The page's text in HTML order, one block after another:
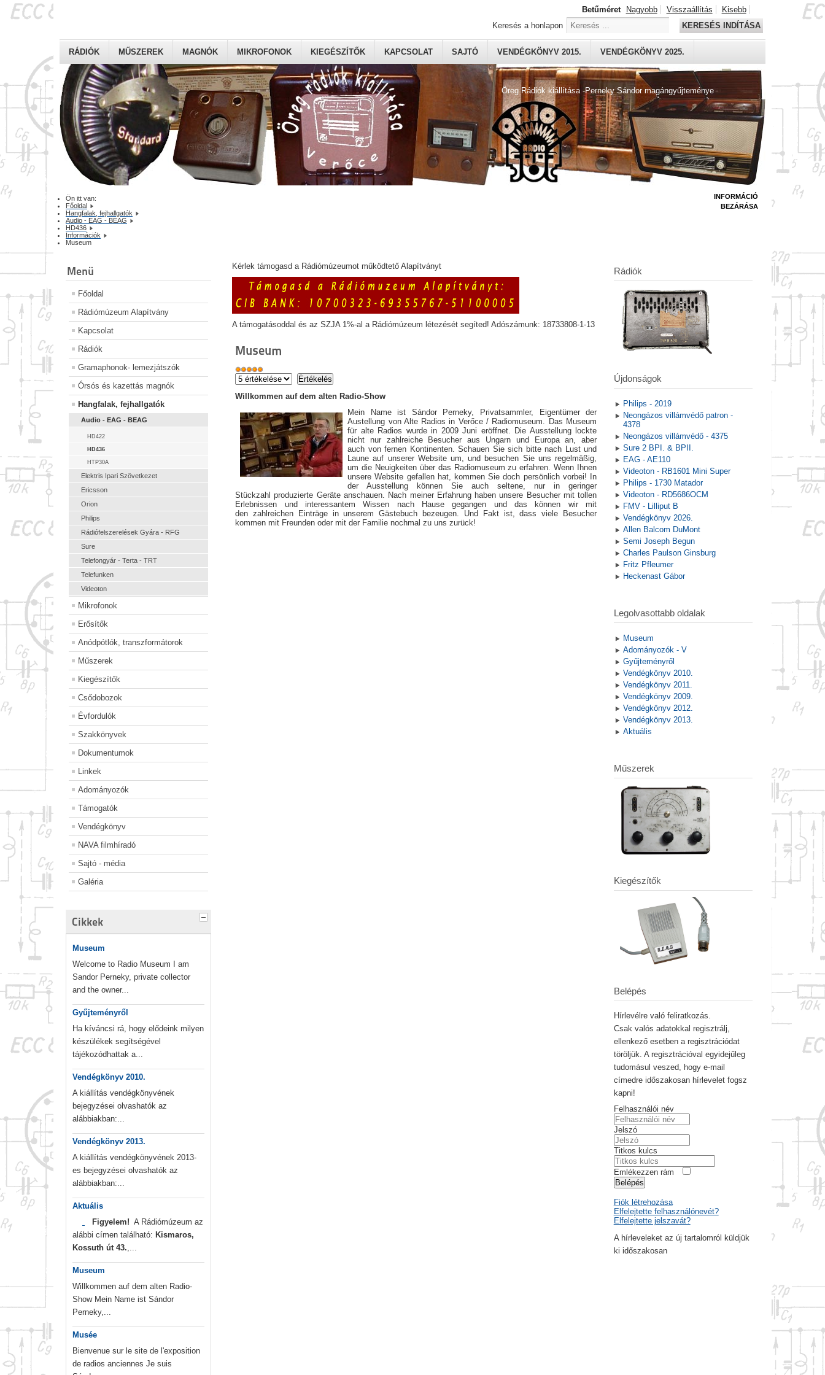
Öreg Rádiók kiállítása -Perneky Sándor magángyűjteménye
RÁDIÓK MŰSZEREK MAGNÓK MIKROFONOK KIEGÉSZÍTŐK KAPCSOLAT SAJTÓ VENDÉGKÖNYV 2015. VENDÉGKÖNYV 2025.
Betűméret Nagyobb Visszaállítás
Kisebb
Keresés a honlapon
KERESÉS INDÍTÁSA
Ön itt van:
Főoldal
Hangfalak, fejhallgatók
Audio - EAG - BEAG
HD436
Információk
Museum
Menü
Főoldal
Rádiómúzeum Alapítvány
Kapcsolat
Rádiók
Gramaphonok- lemezjátszók
Órsós és kazettás magnók
Hangfalak, fejhallgatók
Audio - EAG - BEAG
HD422
HD436
HTP30A
Elektris Ipari Szövetkezet
Ericsson
Orion
Philips
Rádiófelszerelések Gyára - RFG
Sure
Telefongyár - Terta - TRT
Telefunken
Videoton
Mikrofonok
Erősítők
Anódpótlók, transzformátorok
Műszerek
Kiegészítők
Csődobozok
Évfordulók
Szakkönyvek
Dokumentumok
Linkek
Adományozók
Támogatók
Vendégkönyv
NAVA filmhíradó
Sajtó - média
Galéria
Cikkek
Museum
Welcome to Radio Museum I am
Sandor Perneky, private collector
and the owner...
Gyűjteményről
Ha kíváncsi rá, hogy elődeink milyen
készülékek segítségével
tájékozódhattak a...
Vendégkönyv 2010.
A kiállítás vendégkönyvének
bejegyzései olvashatók az
alábbiakban:...
Vendégkönyv 2013.
A kiállítás vendégkönyvének 2013-
es bejegyzései olvashatók az
alábbiakban:...
Aktuális
Figyelem! A Rádiómúzeum az
alábbi címen található: Kismaros,
Kossuth út 43.,...
Museum
Willkommen auf dem alten Radio-
Show Mein Name ist Sándor
Perneky,...
Musée
Bienvenue sur le site de l'exposition
de radios anciennes Je suis
Kérlek támogasd a Rádiómúzeumot működtető Alapítványt
A támogatásoddal és az SZJA 1%-al a Rádiómúzeum létezését segíted! Adószámunk: 18733808-1-13
Museum
Willkommen auf dem alten Radio-Show
Mein Name ist Sándor Perneky, Privatsammler, Eigentümer der
Austellung von Alte Radios in Verőce / Radiomuseum. Das Museum
für alte Radios wurde in 2009 Juni eröffnet. Die Ausstellung lockte
nicht nur zahlreiche Besucher aus Ungarn und Europa an, aber
auch von fernen Kontinenten. Schauen Sie sich bitte nach Lust und
Laune auf unserer Website um, und besuchen Sie uns regelmäßig,
um die Neuigkeiten über das Radiomuseum zu erfahren. Wenn Ihnen
unsere Website gefallen hat, kommen Sie doch persönlich vorbei! In
der Ausstellung können Sie auch seltene, nur in geringer
Stückzahl produzierte Geräte anschauen. Nach meiner Erfahrung haben unsere Besucher mit tollen
Erlebnissen und interessantem Wissen nach Hause gegangen und das können wir mit
den zahlreichen Einträge in unserem Gästebuch bezeugen. Und Fakt ist, dass viele Besucher
kommen mit Freunden oder mit der Familie nochmal zu uns zurück!
INFORMÁCIÓ
BEZÁRÁSA
Rádiók
Újdonságok
Philips - 2019
Neongázos villámvédő patron -
4378
Neongázos villámvédő - 4375
Sure 2 BPI. & BPII.
EAG - AE110
Videoton - RB1601 Mini Super
Philips - 1730 Matador
Videoton - RD5686OCM
FMV - Lilliput B
Vendégkönyv 2026.
Allen Balcom DuMont
Semi Joseph Begun
Charles Paulson Ginsburg
Fritz Pfleumer
Heckenast Gábor
Legolvasottabb oldalak
Museum
Adományozók - V
Gyűjteményről
Vendégkönyv 2010.
Vendégkönyv 2011.
Vendégkönyv 2009.
Vendégkönyv 2012.
Vendégkönyv 2013.
Aktuális
Műszerek
Kiegészítők
Belépés
Hírlevélre való feliratkozás.
Csak valós adatokkal regisztrálj,
ellenkező esetben a regisztrációdat
töröljük. A regisztrációval egyidejűleg
tudomásul veszed, hogy e-mail
címedre időszakosan hírlevelet fogsz
kapni!
Felhasználói név
Jelszó
Titkos kulcs
Emlékezzen rám
Belépés
Fiók létrehozása
Elfelejtette felhasználónevét?
Elfelejtette jelszavát?
A hírleveleket az új tartalomról küldjük
ki időszakosan